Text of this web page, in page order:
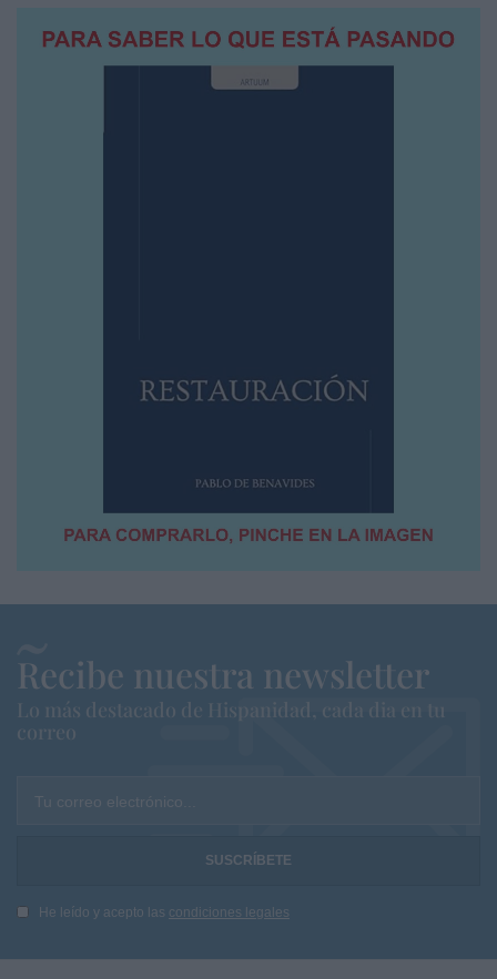
Recibe nuestra newsletter
Lo más destacado de Hispanidad, cada dia en tu
correo
Tu correo electrónico...
He leído y acepto las condiciones legales